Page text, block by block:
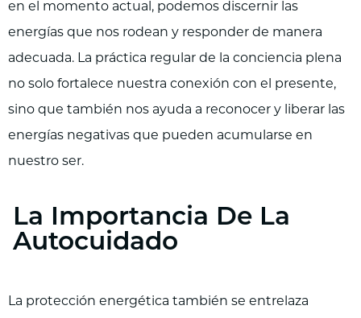
en el momento actual, podemos discernir las
energías que nos rodean y responder de manera
adecuada. La práctica regular de la conciencia plena
no solo fortalece nuestra conexión con el presente,
sino que también nos ayuda a reconocer y liberar las
energías negativas que pueden acumularse en
nuestro ser.
La Importancia De La
Autocuidado
La protección energética también se entrelaza